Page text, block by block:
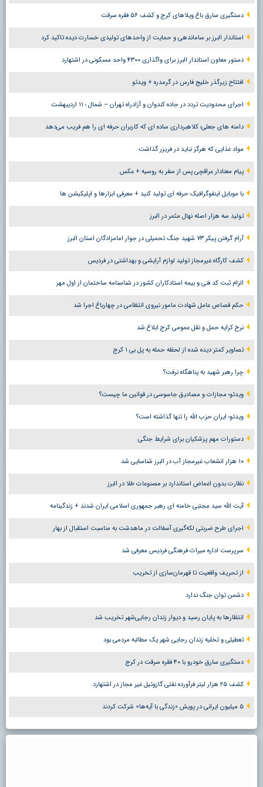
دستگیری سارق باغ ویلاهای کرج و کشف ۵۶ فقره سرقت
استاندار البرز بر ساماندهی و حمایت از واحدهای تولیدی خسارت دیده تاکید کرد
دستور معاون استاندار البرز برای واگذاری ۴۳۰۰ واحد مسکونی در اشتهارد
افتتاح زیرگذر خلیج فارس در گرمدره + ویدئو
اجرای محدودیت تردد در جاده کندوان و آزادراه تهران – شمال ؛ ١١ اردیبهشت
دامنه های جعلی؛ کلاهبرداری ساده ای که کاربران حرفه ای را هم فریب می‌دهد
مواد غذایی که هرگز نباید در فریزر گذاشت
پیام معنادار عراقچی پس از سفر به روسیه + عکس
با موبایل اینفوگرافیک حرفه ای تولید کنید + معرفی ابزارها و اپلیکیشن ها
تولید سه هزار اصله نهال مثمر در البرز
آرام گرفتن پیکر ۷۳ شهید جنگ تحمیلی در جوار امامزادگان استان البرز
کشف کارگاه غیرمجاز تولید لوازم آرایشی و بهداشتی در فردیس
الزام ثبت کد فنی و بیمه استادکاران کشور در شناسنامه ساختمان از اول مهر
حکم قصاص عامل شهادت مامور نیروی انتظامی در چهارباغ اجرا شد
نرخ کرایه حمل و نقل عمومی کرج ابلاغ شد
تصاویر کمتر دیده شده از لحظه حمله به پل بی ۱ کرج
چرا رهبر شهید به پناهگاه نرفت؟
ویدئو؛ مجازات و مصادیق جاسوسی در قوانین ما چیست؟
ویدئو؛ ایران حزب الله را تنها گذاشته است؟
دستورات مهم پزشکیان برای شرایط جنگی
۱۰ هزار انشعاب غیرمجاز آب در البرز شناسایی شد
نظارت بدون اغماض استاندارد بر مصنوعات طلا در البرز
آیت الله سید مجتبی خامنه ای رهبر جمهوری اسلامی ایران شدند + زندگینامه
اجرای طرح ضربتی لکه‌گیری آسفالت در ماهدشت به مناسبت استقبال از بهار
سرپرست اداره میراث فرهنگی فردیس معرفی شد
از تحریف واقعیت تا قهرمان‌سازی از تخریب
دشمن توان جنگ ندارد
انتظارها به پایان رسید و دیوار زندان رجایی‌شهر تخریب شد
تعطیلی و تخلیه زندان رجایی شهر یک مطالبه مردمی بود
دستگیری سارق خودرو با ۴۰ فقره سرقت در کرج
کشف ۲۵ هزار لیتر فرآورده نفتی گازوئیل غیر مجاز در اشتهارد
۵ میلیون ایرانی در پویش «زندگی با آیه‌ها» شرکت کردند